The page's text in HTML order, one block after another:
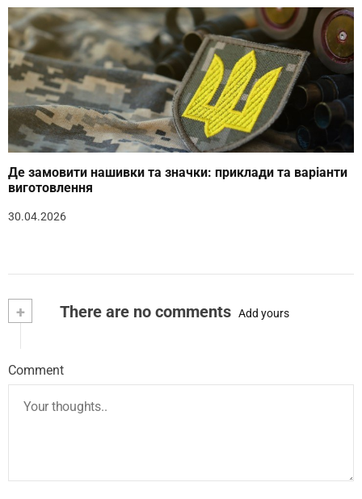
Де замовити нашивки та значки: приклади та варіанти
виготовлення
30.04.2026
+ There are no comments Add yours
Comment